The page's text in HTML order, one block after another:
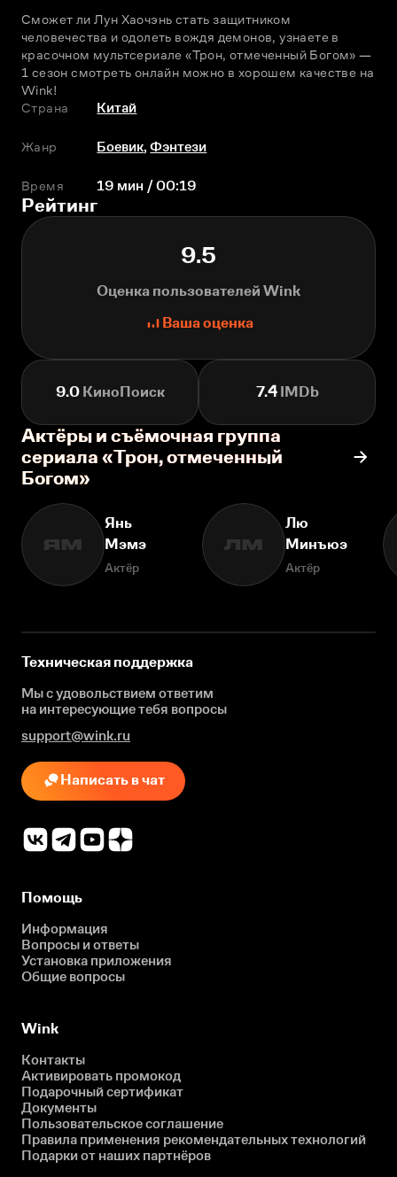
Сможет ли Лун Хаочэнь стать защитником
человечества и одолеть вождя демонов, узнаете в
красочном мультсериале «Трон, отмеченный Богом» —
1 сезон смотреть онлайн можно в хорошем качестве на
Wink!
Страна
Китай
Жанр Боевик,Фэнтези
Время 19 мин / 00:19
Рейтинг
9.5
Оценка пользователей Wink
Ваша оценка
9.0КиноПоиск 7.4IMDb
Актёры и съёмочная группа
сериала «Трон, отмеченный
Богом»
ЯМ
Янь
Мэмэ
Актёр
ЛМ
Лю
Минъюэ
Актёр
Техническая поддержка
Мы с удовольствием ответим
на интересующиетебя вопросы
support@wink.ru
Написать в чат
Помощь
Информация
Вопросы и ответы
Установка приложения
Общие вопросы
Wink
Контакты
Активировать промокод
Подарочный сертификат
Документы
Пользовательское соглашение
Правила применения рекомендательных технологий
Подарки от наших партнёров